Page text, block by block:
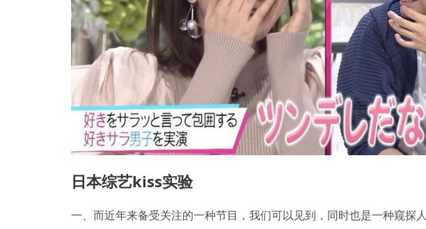
日本综艺kiss实验
一、而近年来备受关注的一种节目，我们可以见到，同时也是一种窥探